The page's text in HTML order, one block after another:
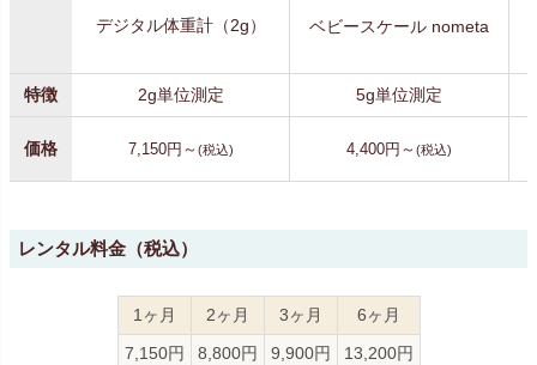
デジタル体重計（2g） ベビースケール nometa
特徴 2g単位測定 5g単位測定
価格 7,150円～ (税込) 4,400円～ (税込)
レンタル料金（税込）
1ヶ月 2ヶ月 3ヶ月
6ヶ月
7,150円
8,800円 9,900円 13,200円